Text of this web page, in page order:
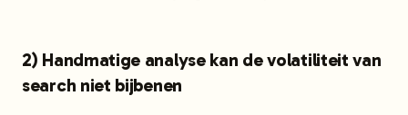
2) Handmatige analyse kan de volatiliteit van
search niet bijbenen